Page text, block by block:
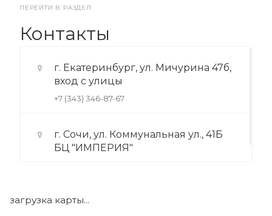
ПЕРЕЙТИ В РАЗДЕЛ
Контакты
г. Екатеринбург, ул. Мичурина 47б,
вход с улицы
+7 (343) 346-87-67
г. Сочи, ул. Коммунальная ул., 41Б
БЦ "ИМПЕРИЯ"
загрузка карты...